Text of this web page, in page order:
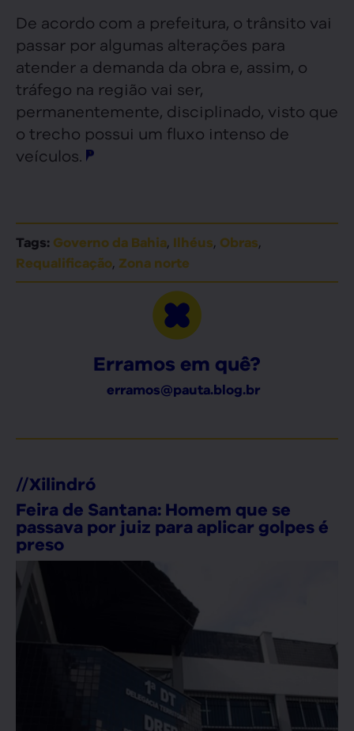
De acordo com a prefeitura, o trânsito vai
passar por algumas alterações para
atender a demanda da obra e, assim, o
tráfego na região vai ser,
permanentemente, disciplinado, visto que
o trecho possui um fluxo intenso de
veículos.
Tags: Governo da Bahia, Ilhéus, Obras,
Requalificação, Zona norte
Erramos em quê?
erramos@pauta.blog.br
//Xilindró
Feira de Santana: Homem que se
passava por juiz para aplicar golpes é
preso